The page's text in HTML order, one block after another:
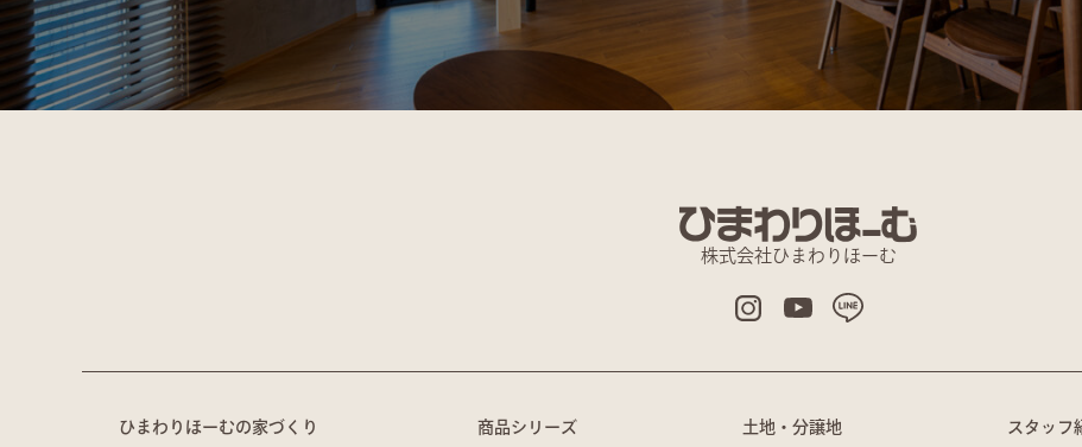
株式会社ひまわりほーむ
ひまわりほーむの家づくり 商品シリーズ 土地・分譲地 スタッフ